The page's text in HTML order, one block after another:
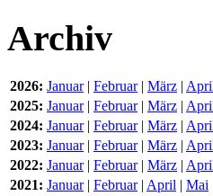
Archiv
2026: Januar| Februar| März |
2025: Januar| Februar| März |
2024: Januar| Februar| März |
2023: Januar| Februar| März |
2022: Januar| Februar| März |
2021: Januar| Februar| April | Mai